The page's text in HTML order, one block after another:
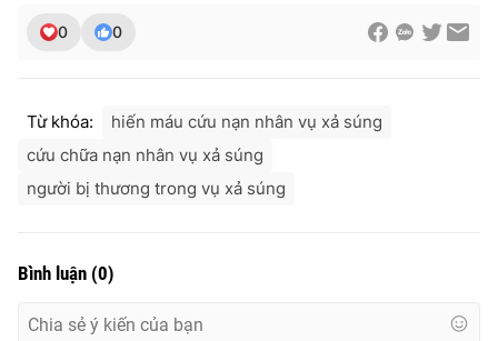
® Cấm sao chép dưới mọi hình thức nếu không có sự chấp
thông tin từ website này.
0 0
Từ khóa:
hiến máu cứu nạn nhân vụ xả súng
cứu chữa nạn nhân vụ xả súng
người bị thương trong vụ xả súng
Bình luận (0)